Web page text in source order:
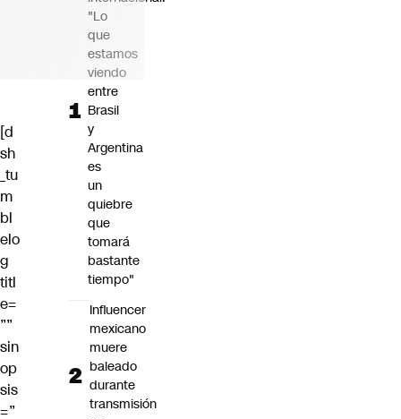
[d
sh
_tu
m
bl
elo
g
titl
e=
””
sin
op
sis
=”
"Lo
que
estamos
viendo
entre
Brasil
y
Argentina
es
un
quiebre
que
tomará
bastante
tiempo"
Influencer
mexicano
muere
baleado
durante
transmisión